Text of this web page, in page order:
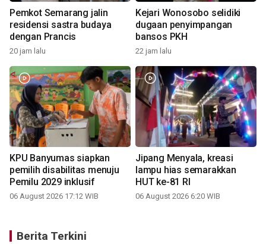
Pemkot Semarang jalin
residensi sastra budaya
dengan Prancis
20 jam lalu
Kejari Wonosobo selidiki
dugaan penyimpangan
bansos PKH
22 jam lalu
KPU Banyumas siapkan
pemilih disabilitas menuju
Pemilu 2029 inklusif
06 August 2026 17:12 WIB
Jipang Menyala, kreasi
lampu hias semarakkan
HUT ke-81 RI
06 August 2026 6:20 WIB
Berita Terkini